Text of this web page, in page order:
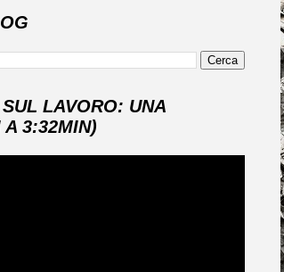
LAVORO: UNA
A 3:32MIN)